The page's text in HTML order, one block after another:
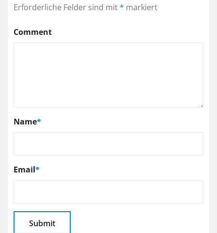
Erforderliche Felder sind mit* markiert
Comment
Name*
Email*